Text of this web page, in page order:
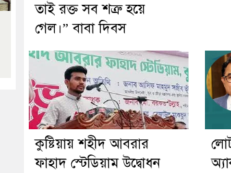
তাই রক্ত সব শত্রু হয়ে
গেল।” বাবা দিবস
কুষ্টিয়ায় শহীদ আবরার
ফাহাদ স্টেডিয়াম উদ্বোধন